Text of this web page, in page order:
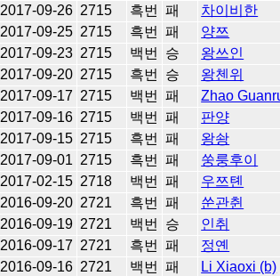
2017-09-26 2715 흑번 패 차이비한
2017-09-25 2715 흑번 패 양쯔
2017-09-23 2715 백번 승 왕쓰인
2017-09-20 2715 흑번 승 왕첸위
2017-09-17 2715 백번 패 Zhao
2017-09-16 2715 백번 패 판양
2017-09-15 2715 흑번 패 왕솽
2017-09-01 2715 흑번 패 쑹룽후이
2017-02-15 2718 백번 패 우쯔톈
2016-09-20 2721 흑번 패 쑨관췬
2016-09-19 2721 백번 승 인취
2016-09-17 2721 흑번 패 정옌
2016-09-16 2721 백번 패 Li Xiaoxi (b)